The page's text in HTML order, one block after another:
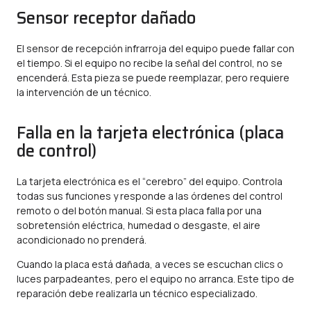
Sensor receptor dañado
El sensor de recepción infrarroja del equipo puede fallar con
el tiempo. Si el equipo no recibe la señal del control, no se
encenderá. Esta pieza se puede reemplazar, pero requiere
la intervención de un técnico.
Falla en la tarjeta electrónica (placa
de control)
La tarjeta electrónica es el “cerebro” del equipo. Controla
todas sus funciones y responde a las órdenes del control
remoto o del botón manual. Si esta placa falla por una
sobretensión eléctrica, humedad o desgaste, el aire
acondicionado no prenderá.
Cuando la placa está dañada, a veces se escuchan clics o
luces parpadeantes, pero el equipo no arranca. Este tipo de
reparación debe realizarla un técnico especializado.